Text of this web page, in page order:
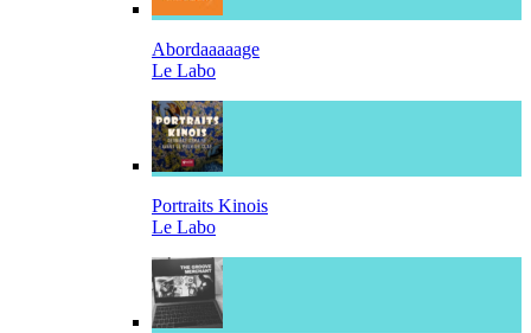
Abordaaaaage
Le Labo
Portraits Kinois
Le Labo